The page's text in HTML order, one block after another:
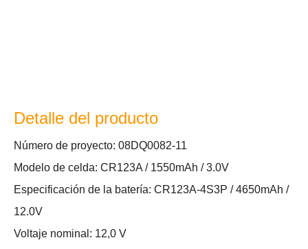
Detalle del producto
Número de proyecto: 08DQ0082-11
Modelo de celda: CR123A / 1550mAh / 3.0V
Especificación de la batería: CR123A-4S3P / 4650mAh /
12.0V
Voltaje nominal: 12,0 V